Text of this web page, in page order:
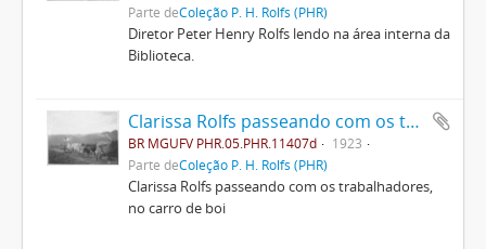
Parte deColeção P. H. Rolfs (PHR)
Diretor Peter Henry Rolfs lendo na área interna da
Biblioteca.
Clarissa Rolfs passeando com os trabalhadores, no carro de boi
BR MGUFV PHR.05.PHR.11407d
1923
Parte deColeção P. H. Rolfs (PHR)
Clarissa Rolfs passeando com os trabalhadores,
no carro de boi